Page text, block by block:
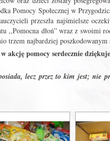
Pomocy Społecznej w
przeszła najśmielsze
,,Pomocna dłoń” wraz z swoimi
trzem najbardziej
akcję pomocy serdecznie
lecz przez to kim jest; nie